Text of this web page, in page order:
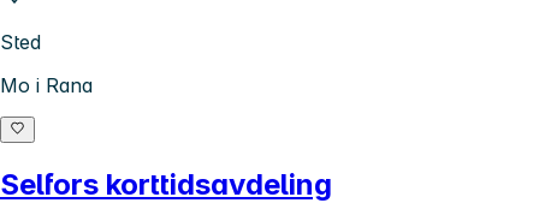
Sted
Mo i Rana
Selfors korttidsavdeling